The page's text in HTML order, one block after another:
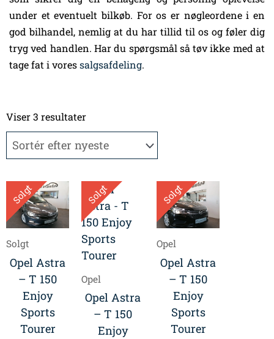
under et eventuelt bilkøb. For os er nøgleordene i en
god bilhandel, nemlig at du har tillid til os og føler dig
tryg ved handlen. Har du spørgsmål så tøv ikke med at
tage fat i voressalgsafdeling.
Viser 3 resultaterefter
Solgt
Solgt
Opel Astra
– T 150
Enjoy
Sports
Tourer
Solgt
Opel
Opel Astra
– T 150
Enjoy
Solgt
Opel
Opel Astra
– T 150
Enjoy
Sports
Tourer